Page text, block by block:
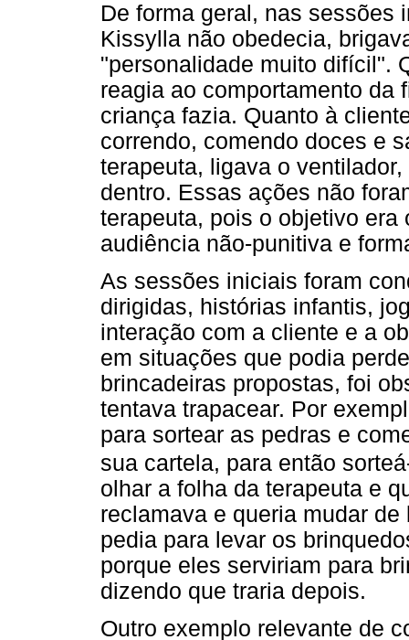
De forma geral, nas sessões
Kissylla não obedecia,
"personalidade muito difícil".
reagia ao comportamento da
criança fazia. Quanto à
correndo, comendo doces e
terapeuta, ligava o
dentro. Essas ações não
terapeuta, pois o objetivo
audiência não-punitiva e
As sessões iniciais foram
dirigidas, histórias infantis,
interação com a cliente e a
em situações que podia
brincadeiras propostas, foi
tentava trapacear. Por
para sortear as pedras e
sua cartela, para então
olhar a folha da terapeuta e
reclamava e queria mudar
pedia para levar os
porque eles serviriam para
dizendo que traria depois.
Outro exemplo relevante de